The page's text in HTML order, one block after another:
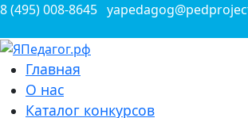
Перейти
содержимому
8 (495) 008-8645
ЯПедагог.рф
Всероссийские конкурсы для педагогов
Главная
О нас
Каталог конкурсов